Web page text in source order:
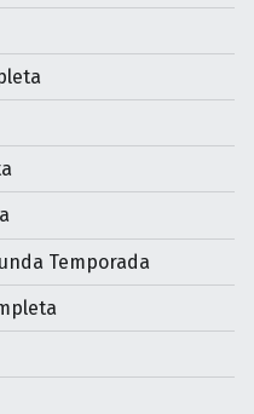
Temporada